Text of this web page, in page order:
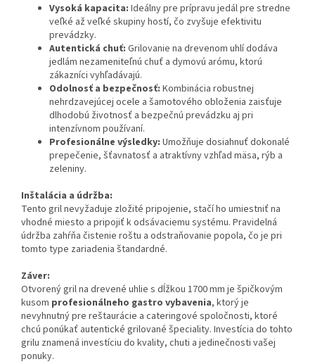
Vysoká kapacita: Ideálny pre prípravu jedál pre stredne
veľké až veľké skupiny hostí, čo zvyšuje efektivitu
prevádzky.
Autentická chuť: Grilovanie na drevenom uhlí dodáva
jedlám nezameniteľnú chuť a dymovú arómu, ktorú
zákazníci vyhľadávajú.
Odolnosť a bezpečnosť: Kombinácia robustnej
nehrdzavejúcej ocele a šamotového obloženia zaisťuje
dlhodobú životnosť a bezpečnú prevádzku aj pri
intenzívnom používaní.
Profesionálne výsledky: Umožňuje dosiahnuť dokonalé
prepečenie, šťavnatosť a atraktívny vzhľad mäsa, rýb a
zeleniny.
Inštalácia a údržba:
Tento gril nevyžaduje zložité pripojenie, stačí ho umiestniť na
vhodné miesto a pripojiť k odsávaciemu systému. Pravidelná
údržba zahŕňa čistenie roštu a odstraňovanie popola, čo je pri
tomto type zariadenia štandardné.
Záver:
Otvorený gril na drevené uhlie s dĺžkou 1700 mm je špičkovým
kusom profesionálneho gastro vybavenia, ktorý je
nevyhnutný pre reštaurácie a cateringové spoločnosti, ktoré
chcú ponúkať autentické grilované špeciality. Investícia do tohto
grilu znamená investíciu do kvality, chuti a jedinečnosti vašej
ponuky.